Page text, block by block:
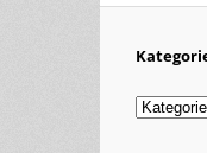
Kategorien